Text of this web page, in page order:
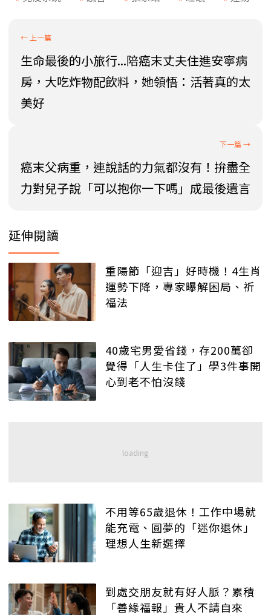
生命最後的小旅行...陪癌末丈夫住進安寧病
房，大吃炸物配飲料，她領悟：活著真的太
美好
癌末父病重，連說話的力氣都沒有！拚盡全
力對兒子說「可以抱你一下嗎」成最後遺言
延伸閱讀
重陽節「迎吉」好時機！4生肖
運勢下降，專家曝解困局、祈
福法
40歲宅男愛省錢，存200萬卻
覺得「人生卡住了」學3件事開
心到老不怕沒錢
不用等65歲退休！工作中場就
能充電、圓夢的「迷你退休」
理想人生新選擇
到處交朋友就有好人脈？累積
「善緣福報」貴人不請自來